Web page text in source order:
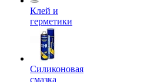
Клей и
герметики
Силиконовая
смазка